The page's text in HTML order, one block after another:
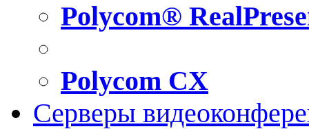
Polycom®
Polycom CX
Серверы